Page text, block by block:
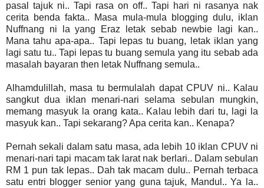
pasal tajuk ni.. Tapi rasa on off.. Tapi hari ni rasanya nak
cerita benda fakta.. Masa mula-mula blogging dulu, iklan
Nuffnang ni la yang Eraz letak sebab newbie lagi kan..
Mana tahu apa-apa.. Tapi lepas tu buang, letak iklan yang
lagi satu tu.. Tapi lepas tu buang semula yang itu sebab ada
masalah bayaran then letak Nuffnang semula..
Alhamdulillah, masa tu bermulalah dapat CPUV ni.. Kalau
sangkut dua iklan menari-nari selama sebulan mungkin,
memang masyuk la orang kata.. Kalau lebih dari tu, lagi la
masyuk kan.. Tapi sekarang? Apa cerita kan.. Kenapa?
Pernah sekali dalam satu masa, ada lebih 10 iklan CPUV ni
menari-nari tapi macam tak larat nak berlari.. Dalam sebulan
RM 1 pun tak lepas.. Dah tak macam dulu.. Pernah terbaca
satu entri blogger senior yang guna tajuk, Mandul.. Ya la..